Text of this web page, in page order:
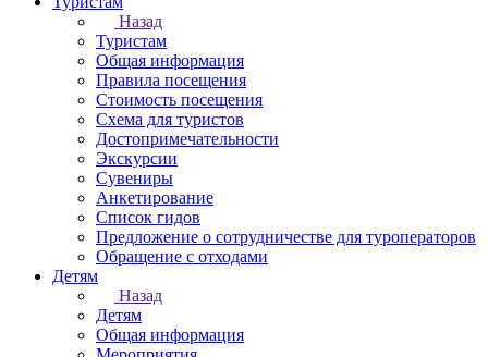
Назад
Туристам
Общая информация
Правила посещения
Стоимость посещения
Схема для туристов
Достопримечательности
Экскурсии
Сувениры
Анкетирование
Список гидов
Предложение о сотрудничестве для туроператоров
Обращение с отходами
Детям
Назад
Детям
Общая информация